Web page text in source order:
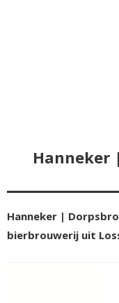
Hanneker
Hanneker |
bierbrouwerij uit